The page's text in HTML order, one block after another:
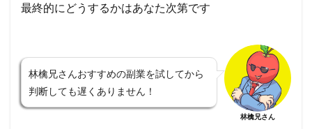
最終的にどうするかはあなた次第です
林檎兄さんおすすめの副業を試してから
判断しても遅くありません！
林檎兄さん